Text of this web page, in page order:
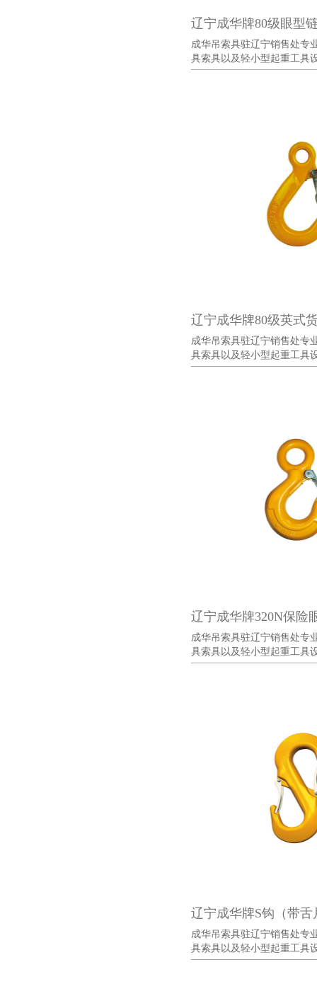
辽宁成华牌80级眼型
成华吊索具驻辽宁销售处专
具索具以及轻小型起重工具
辽宁成华牌80级英式
成华吊索具驻辽宁销售处专
具索具以及轻小型起重工具
辽宁成华牌320N保险
成华吊索具驻辽宁销售处专
具索具以及轻小型起重工具
辽宁成华牌S钩（带舌
成华吊索具驻辽宁销售处专
具索具以及轻小型起重工具